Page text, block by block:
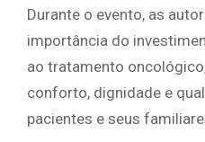
Durante o evento, as
importância do
ao tratamento
conforto, dignidade e
pacientes e seus